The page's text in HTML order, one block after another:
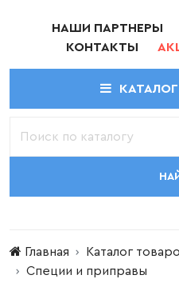
НАШИ ПАРТНЕРЫ
КОНТАКТЫ
Главная Каталог
Специи и приправы